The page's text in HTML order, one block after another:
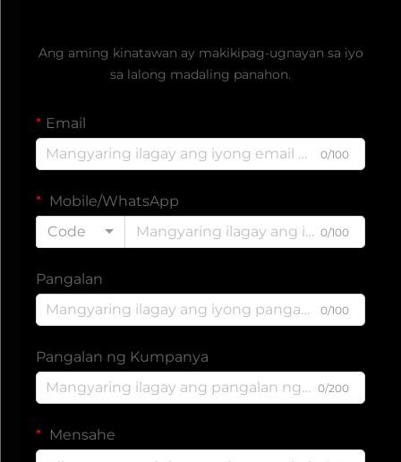
Ang aming kinatawan ay makikipag-ugnayan sa iyo
sa lalong madaling panahon.
Email
0/100
Mobile/WhatsApp
Code
0/100
Pangalan
0/100
Pangalan ng Kumpanya
0/200
Mensahe